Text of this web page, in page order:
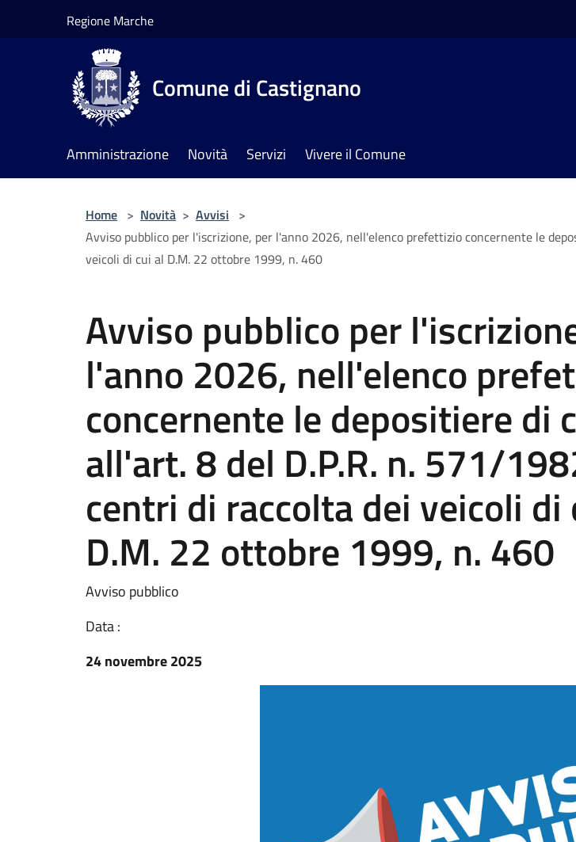
Regione Marche
Comune di Castignano
Amministrazione Novità Servizi Vivere il Comune
Home > Novità > Avvisi >
Avviso pubblico per l'iscrizione, per l'anno 2026, nell'elenco prefettizio concernente le
veicoli di cui al D.M. 22 ottobre 1999, n. 460
Avviso pubblico per
l'anno 2026, nell'elenco
concernente le depositiere di
all'art. 8 del D.P.R. n. 571/
centri di raccolta dei veicoli di
D.M. 22 ottobre 1999, n. 460
Avviso pubblico
Data :
24 novembre 2025